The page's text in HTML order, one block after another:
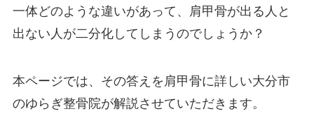
一体どのような違いがあって、肩甲骨が出る人と
出ない人が二分化してしまうのでしょうか？
本ページでは、その答えを肩甲骨に詳しい大分市
のゆらぎ整骨院が解説させていただきます。